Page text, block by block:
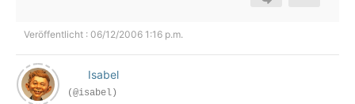
Veröffentlicht : 06/12/2006 1:16 p.m.
Isabel
(@isabel)